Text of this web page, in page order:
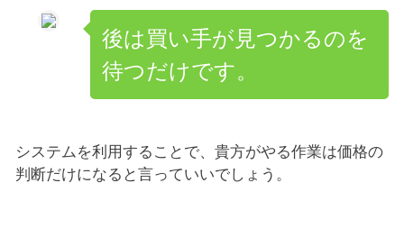
後は買い手が見つかるのを
待つだけです。
システムを利用することで、貴方がやる作業は価格の
判断だけになると言っていいでしょう。